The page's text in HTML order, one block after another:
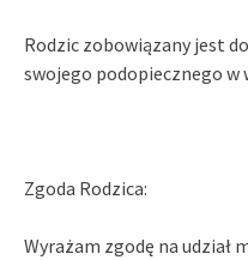
Rodzic zobowiązany jest
swojego podopiecznego w
Zgoda Rodzica:
Wyrażam zgodę na udział